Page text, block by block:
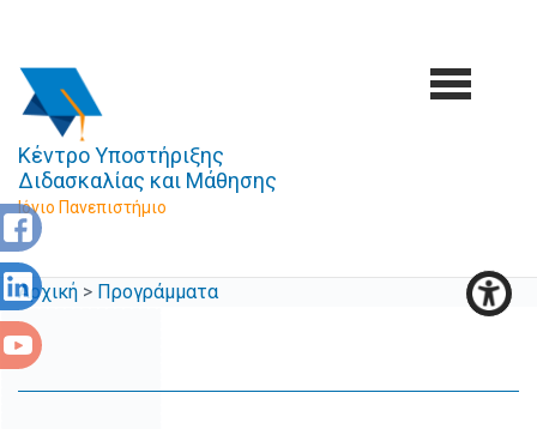
Κέντρο Υποστήριξης
Διδασκαλίας και Μάθησης
Ιόνιο Πανεπιστήμιο
Αρχική > Προγράμματα